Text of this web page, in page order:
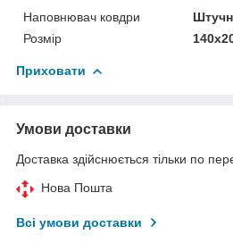
Наповнювач ковдри
Розмір
Приховати
Умови доставки
Доставка здійснюється тільки по
Нова Пошта
Всі умови доставки